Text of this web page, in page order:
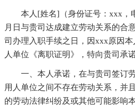
本人[姓名]（身份证号：xxx，
月日与贵司达成建立劳动关系的合
司办理入职手续之日，因xxx原因
人单位《离职证明》，特向贵司承
一、本人承诺，在与贵司签订
用人单位之间不存在劳动关系，并
的劳动法律纠纷及或其他可能影响